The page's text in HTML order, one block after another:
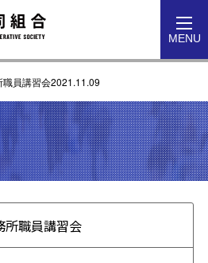
MENU
職員講習会2021.11.09
所職員講習会